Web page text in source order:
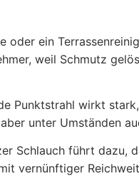
oder ein
weil Schmutz
Punktstrahl wirkt
unter Umständen
Schlauch führt dazu,
vernünftiger